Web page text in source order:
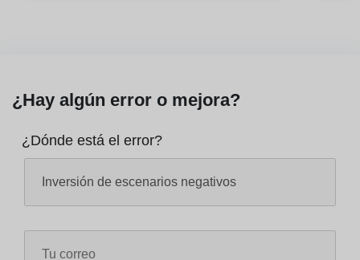
¿Hay algún error o mejora?
¿Dónde está el error?